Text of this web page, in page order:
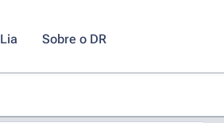
Lia Sobre o DR